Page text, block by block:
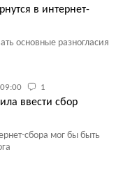
в интернет-
основные разногласия
1
ввести сбор
сбора мог бы быть